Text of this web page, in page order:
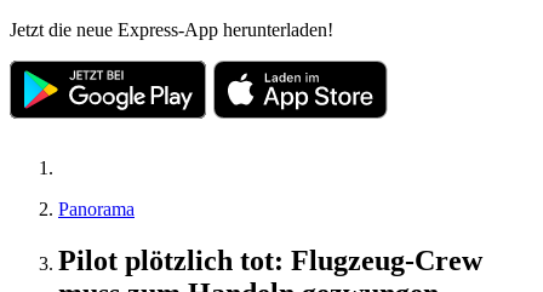
Jetzt die neue Express-App herunterladen!
Panorama
Pilot plötzlich tot: Flugzeug-Crew